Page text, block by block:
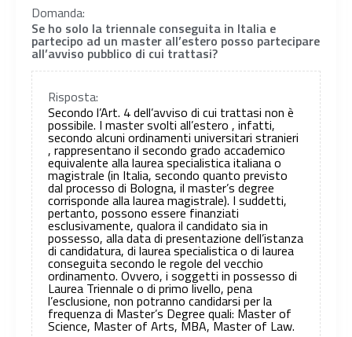
Domanda:
Se ho solo la triennale conseguita in Italia e
partecipo ad un master all’estero posso partecipare
all’avviso pubblico di cui trattasi?
Risposta:
Secondo l’Art. 4 dell’avviso di cui trattasi non è
possibile. I master svolti all’estero , infatti,
secondo alcuni ordinamenti universitari stranieri
, rappresentano il secondo grado accademico
equivalente alla laurea specialistica italiana o
magistrale (in Italia, secondo quanto previsto
dal processo di Bologna, il master’s degree
corrisponde alla laurea magistrale). I suddetti,
pertanto, possono essere finanziati
esclusivamente, qualora il candidato sia in
possesso, alla data di presentazione dell’istanza
di candidatura, di laurea specialistica o di laurea
conseguita secondo le regole del vecchio
ordinamento. Ovvero, i soggetti in possesso di
Laurea Triennale o di primo livello, pena
l’esclusione, non potranno candidarsi per la
frequenza di Master’s Degree quali: Master of
Science, Master of Arts, MBA, Master of Law.